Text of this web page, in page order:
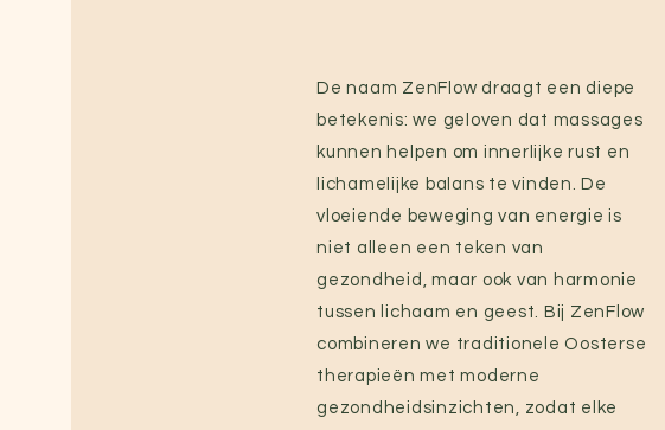
De naam ZenFlow draagt een diepe
betekenis: we geloven dat massages
kunnen helpen om innerlijke rust en
lichamelijke balans te vinden. De
vloeiende beweging van energie is
niet alleen een teken van
gezondheid, maar ook van harmonie
tussen lichaam en geest. Bij ZenFlow
combineren we traditionele Oosterse
therapieën met moderne
gezondheidsinzichten, zodat elke